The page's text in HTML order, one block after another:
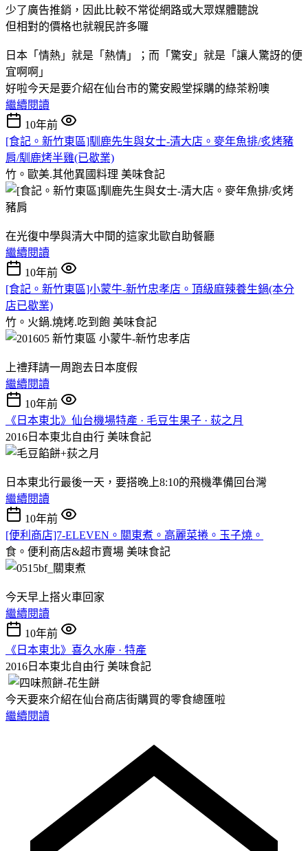
少了廣告推銷，因此比較不常從網路或大眾媒體聽說
但相對的價格也就親民許多囉
日本「情熱」就是「熱情」；而「驚安」就是「讓人驚訝的便
宜啊啊」
好啦今天是要介紹在仙台市的驚安殿堂採購的綠茶粉噢
繼續閱讀
10年前
[食記。新竹東區]馴鹿先生與女士-清大店。麥年魚排/炙烤豬
肩/馴鹿烤半雞(已歇業)
竹。歐美.其他異國料理 美味食記
在光復中學與清大中間的這家北歐自助餐廳
繼續閱讀
10年前
[食記。新竹東區]小蒙牛-新竹忠孝店。頂級麻辣養生鍋(本分
店已歇業)
竹。火鍋.燒烤.吃到飽 美味食記
上禮拜請一周跑去日本度假
繼續閱讀
10年前
《日本東北》仙台機場特產 · 毛豆生果子 · 荻之月
2016日本東北自由行 美味食記
日本東北行最後一天，要搭晚上8:10的飛機準備回台灣
繼續閱讀
10年前
[便利商店]7-ELEVEN。關東煮。高麗菜捲。玉子燒。
食。便利商店&超市賣場 美味食記
今天早上搭火車回家
繼續閱讀
10年前
《日本東北》喜久水庵 · 特產
2016日本東北自由行 美味食記
今天要來介紹在仙台商店街購買的零食總匯啦
繼續閱讀